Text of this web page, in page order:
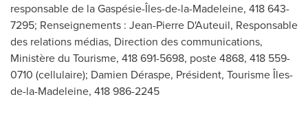
responsable de la Gaspésie-Îles-de-la-Madeleine, 418 643-
7295; Renseignements : Jean-Pierre D'Auteuil, Responsable
des relations médias, Direction des communications,
Ministère du Tourisme, 418 691-5698, poste 4868, 418 559-
0710 (cellulaire); Damien Déraspe, Président, Tourisme Îles-
de-la-Madeleine, 418 986-2245